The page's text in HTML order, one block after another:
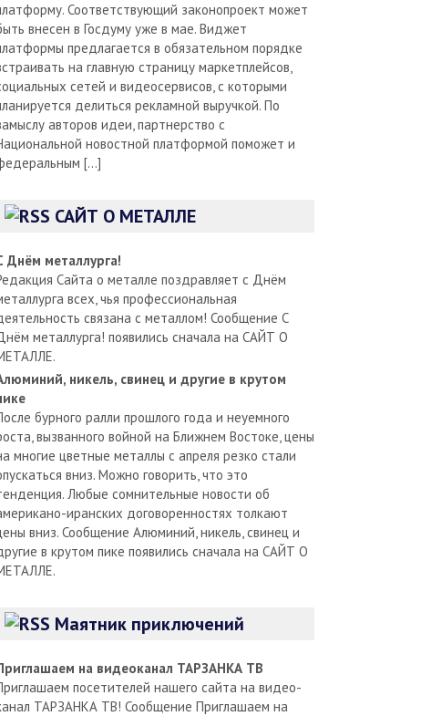
Соответствующий законопроект может
внесен в Госдуму уже в мае. Виджет
предлагается в обязательном порядке
на главную страницу маркетплейсов,
сетей и видеосервисов, с которыми
делиться рекламной выручкой. По
авторов идеи, партнерство с
новостной платформой поможет и
[…]
САЙТ О МЕТАЛЛЕ
Днём металлурга!
Сайта о металле поздравляет с Днём
всех, чья профессиональная
связана с металлом! Сообщение С
металлурга! появились сначала на САЙТ О
никель, свинец и другие в крутом
бурного ралли прошлого года и неуемного
вызванного войной на Ближнем Востоке, цены
многие цветные металлы с апреля резко стали
вниз. Можно говорить, что это
Любые сомнительные новости об
иранских договоренностях толкают
вниз. Сообщение Алюминий, никель, свинец и
в крутом пике появились сначала на САЙТ О
Маятник приключений
на видеоканал ТАРЗАНКА ТВ
посетителей нашего сайта на видео-
ТАРЗАНКА ТВ! Сообщение Приглашаем на